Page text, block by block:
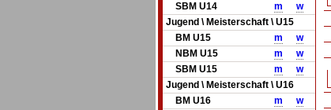
SBM U14
m
w
Jugend \ Meisterschaft \ U15
BM U15
m
w
NBM U15
m
w
SBM U15
m
w
Jugend \ Meisterschaft \ U16
BM U16
m
w